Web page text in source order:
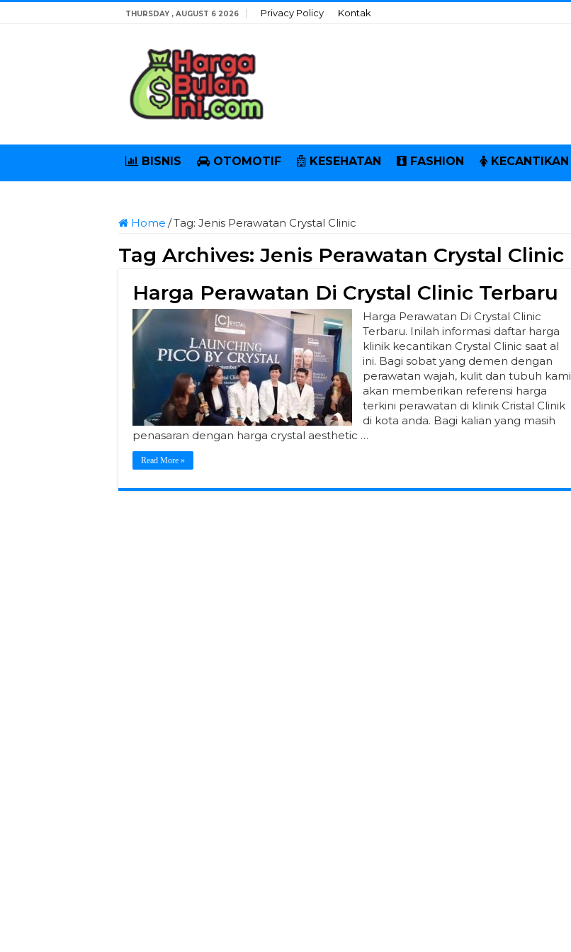
THURSDAY , AUGUST 6 2026 Privacy Policy Kontak
BISNIS OTOMOTIF KESEHATAN FASHION KECANTIKAN
Home /Tag: Jenis Perawatan Crystal Clinic
Tag Archives: Jenis Perawatan Crystal Clinic
Harga Perawatan Di Crystal Clinic Terbaru
Harga Perawatan Di Crystal Clinic
Terbaru. Inilah informasi daftar harga
klinik kecantikan Crystal Clinic saat al
ini. Bagi sobat yang demen dengan
perawatan wajah, kulit dan tubuh kami
akan memberikan referensi harga
terkini perawatan di klinik Cristal Clinik
di kota anda. Bagi kalian yang masih
penasaran dengan harga crystal aesthetic …
Read More »